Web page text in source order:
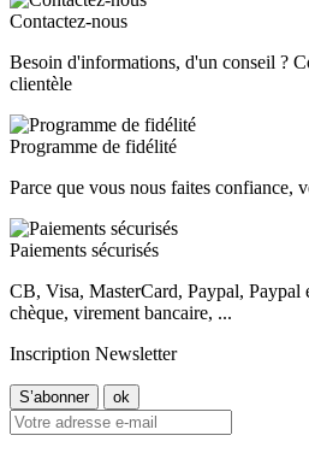
Contactez-nous
Besoin d'informations, d'un conseil ?
clientèle
Programme de fidélité
Parce que vous nous faites confiance,
Paiements sécurisés
CB, Visa, MasterCard, Paypal, Paypal
chèque, virement bancaire, ...
Inscription Newsletter